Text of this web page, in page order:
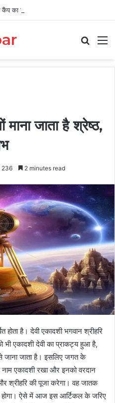
का किया औचक निरीक्षण
माना जाता है श्रेष्ठ,
236 2 minutes read
होता है। देवी एकादशी भगवान श्रीहरि
भी एकादशी देवी का प्राकट्य हुआ है,
जाना जाता है। इसलिए जगत के
नाम एकादशी रखा और इनको वरदान
श्रीहरि की पूजा करेगा। वह जातक
होगा। ऐसे में आज इस आर्टिकल के जरिए